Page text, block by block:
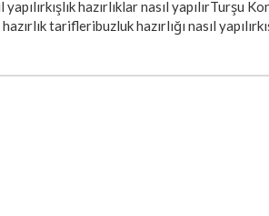
yapılırkışlık hazırlıklar nasıl yapılırTurşu
hazırlık tarifleribuzluk hazırlığı nasıl yapılır